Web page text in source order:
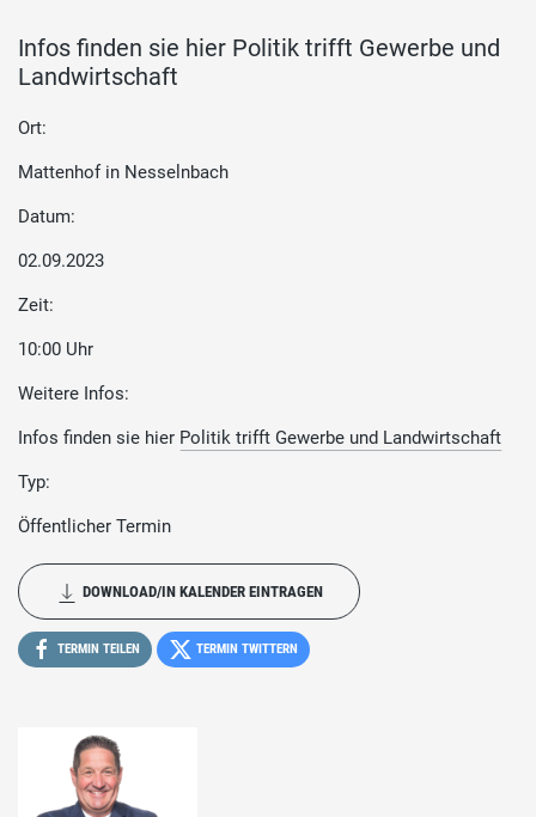
Infos finden sie hier Politik trifft Gewerbe und
Landwirtschaft
Ort:
Mattenhof in Nesselnbach
Datum:
02.09.2023
Zeit:
10:00 Uhr
Weitere Infos:
Infos finden sie hier Politik trifft Gewerbe und Landwirtschaft
Typ:
Öffentlicher Termin
DOWNLOAD/IN KALENDER EINTRAGEN
TERMIN TEILEN TERMIN TWITTERN